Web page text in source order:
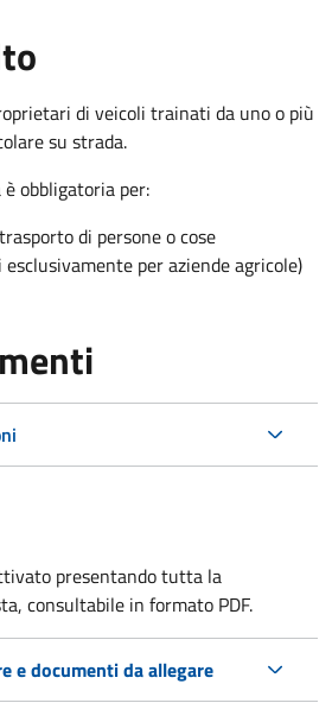
di veicoli trainati da uno o più
su strada.
obbligatoria per:
di persone o cose
per aziende agricole)
presentando tutta la
consultabile in formato PDF.
e documenti da allegare